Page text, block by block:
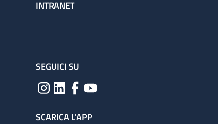
INTRANET
SEGUICI SU
SCARICA L'APP